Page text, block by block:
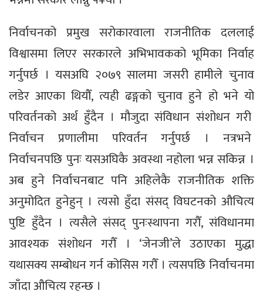
निर्वाचनको प्रमुख सरोकारवाला राजनीतिक दललाई
विश्वासमा लिएर सरकारले अभिभावकको भूमिका निर्वाह
गर्नुपर्छ । यसअघि २०७९ सालमा जसरी हामीले चुनाव
लडेर आएका थियौँ, त्यही ढङ्गको चुनाव हुने हो भने यो
परिवर्तनको अर्थ हुँदैन । मौजुदा संविधान संशोधन गरी
निर्वाचन प्रणालीमा परिवर्तन गर्नुपर्छ । नत्रभने
निर्वाचनपछि पुनः यसअघिकै अवस्था नहोला भन्न सकिन्न ।
अब हुने निर्वाचनबाट पनि अहिलेकै राजनीतिक शक्ति
अनुमोदित हुनेहुन् । त्यसो हुँदा संसद् विघटनको औचित्य
पुष्टि हुँदैन । त्यसैले संसद् पुनःस्थापना गरौँ, संविधानमा
आवश्यक संशोधन गरौँ । ‘जेनजी’ले उठाएका मुद्धा
यथासक्य सम्बोधन गर्न कोसिस गरौँ । त्यसपछि निर्वाचनमा
जाँदा औचित्य रहन्छ ।